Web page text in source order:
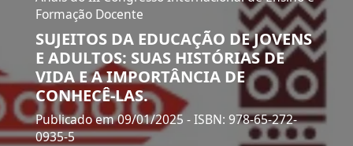
Formação Docente
SUJEITOS DA EDUCAÇÃO DE JOVENS
E ADULTOS: SUAS HISTÓRIAS DE
VIDA E A IMPORTÂNCIA DE
CONHECÊ-LAS.
Publicado em 09/01/2025 - ISBN: 978-65-272-
0935-5